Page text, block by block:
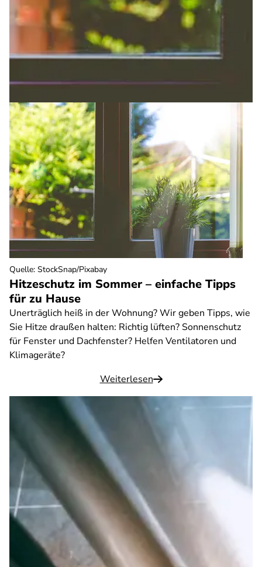
Hitzeschutz im Sommer – einfache Tipps
für zu Hause
Unerträglich heiß in der Wohnung? Wir geben Tipps, wie
Sie Hitze draußen halten: Richtig lüften? Sonnenschutz
für Fenster und Dachfenster? Helfen Ventilatoren und
Klimageräte?
Weiterlesen
Quelle: StockSnap/Pixabay